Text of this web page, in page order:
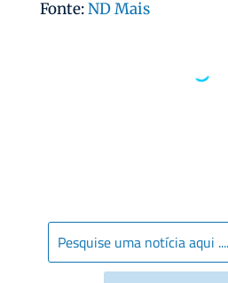
Fonte:ND Mais